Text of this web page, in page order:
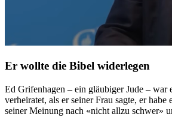
Er wollte die Bibel widerlegen
Ed Grifenhagen – ein gläubiger Jude – war
verheiratet, als er seiner Frau sagte, er habe
seiner Meinung nach «nicht allzu schwer»